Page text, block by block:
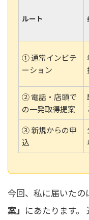
ルート
① 通常インビテ
ーション
② 電話・店頭で
の一発取得提案
③ 新規からの申
込
今回、私に届いたの
案」 にあたります